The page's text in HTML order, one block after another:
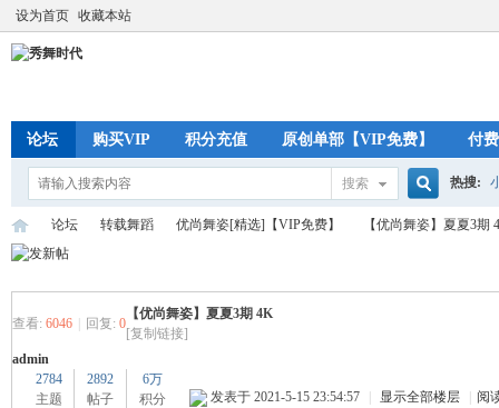
设为首页 收藏本站
论坛 购买VIP 积分充值 原创单部【VIP免费】 付
搜索
搜
热搜:
秀 »
论坛
›
转载舞蹈
›
优尚舞姿[精选]【VIP免费】 【优尚舞姿】夏夏3期
查看: 6046 回复: 0
【优尚舞姿】夏夏3期 4K
[复制链接]
admin
2784
主题
2892
帖子
6万
积分
发表于 2021-5-15 23:54:57 显示全部楼层
阅